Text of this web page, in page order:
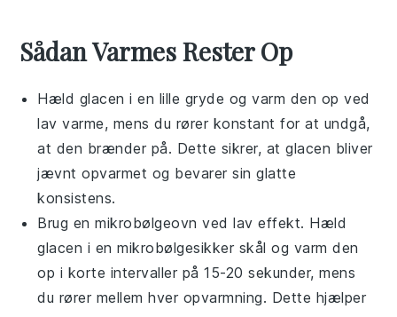
Sådan Varmes Rester Op
Hæld glacen i en lille gryde og varm den op ved
lav varme, mens du rører konstant for at undgå,
at den brænder på. Dette sikrer, atglacen bliver
jævnt opvarmet og bevarer sin glatte
konsistens.
Brug en mikrobølgeovn ved lav effekt. Hæld
glacen i en mikrobølgesikker skål og varm den
op i korte intervaller på 15-20 sekunder, mens
du rører mellem hver opvarmning. Dette hjælper